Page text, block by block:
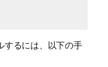
するには、以下の手